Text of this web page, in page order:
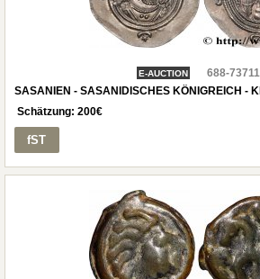
E-AUCTION
688-
SASANIEN - SASANIDISCHES KÖNIGREICH -
Schätzung: 200€
fST